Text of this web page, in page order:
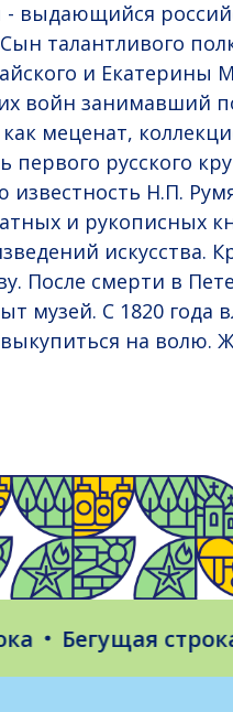
выдающийся
талантливого
и
войн занимавший
меценат,
русского
Н.П.
и рукописных
искусства.
После смерти в
музей. С 1820 года
на волю.
Бегущая строка